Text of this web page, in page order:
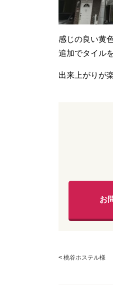
感じの良い黄
追加でタイル
出来上がりが
お
< 桃谷ホステル様